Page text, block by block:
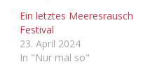
Ein letztes Meeresrausch
Festival
23. April 2024
In "Nur mal so"